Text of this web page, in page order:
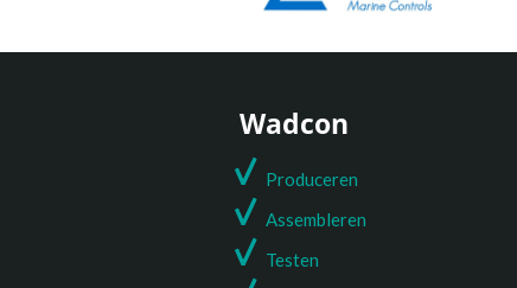
Wadcon
Produceren
Assembleren
Testen